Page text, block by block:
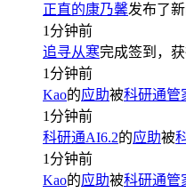
正直的康乃馨发布了
1分钟前
追寻从寒完成签到，
1分钟前
Kao的应助被科研通管
1分钟前
科研通AI6.2的应助被
1分钟前
Kao的应助被科研通管